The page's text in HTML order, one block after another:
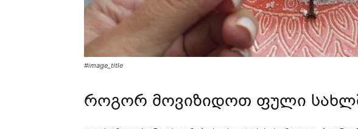
#image_title
როგორ მოვიზიდოთ ფული